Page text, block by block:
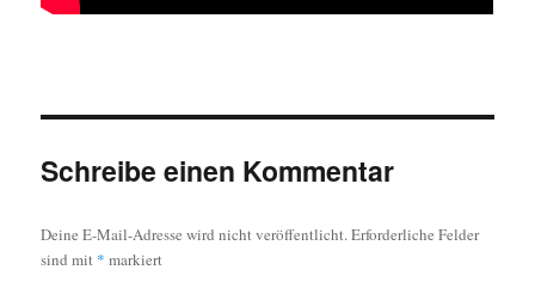
Schreibe einen Kommentar
Deine E-Mail-Adresse wird nicht veröffentlicht.Erforderliche Felder
sind mit * markiert